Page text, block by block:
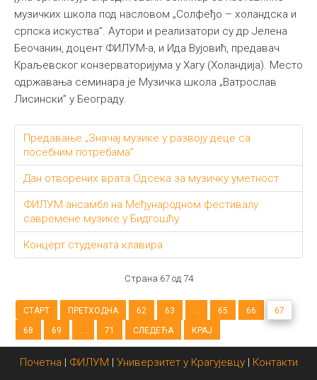
музичких школа под насловом „Солфеђо – холандска и
српска искуства”. Аутори и реализатори су др Јелена
Беочанин, доцент ФИЛУМ-а, и Ида Вујовић, предавач
Краљевског конзерваторијума у Хагу (Холандија). Место
одржавања семинара је Музичка школа „Ватрослав
Лисински” у Београду.
Предавање „Значај музике у развоју деце са
посебним потребама”
Дан отворених врата Одсека за музичку уметност
ФИЛУМ ансамбл на Међународном фестивалу
савремене музике у Бидгошћу
Концерт студената клавира
Страна 67 од 74
СТАРТ ПРЕТХОДНА 62 63 ... 65 66
67
68
69 ... 71 СЛЕДЕЋА КРАЈ
Почетна | ФИЛУМ | Универзитет у Крагујевцу| Контакти